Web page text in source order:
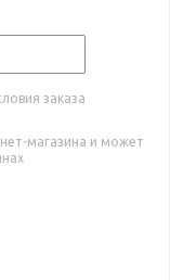
заказа
магазина и может